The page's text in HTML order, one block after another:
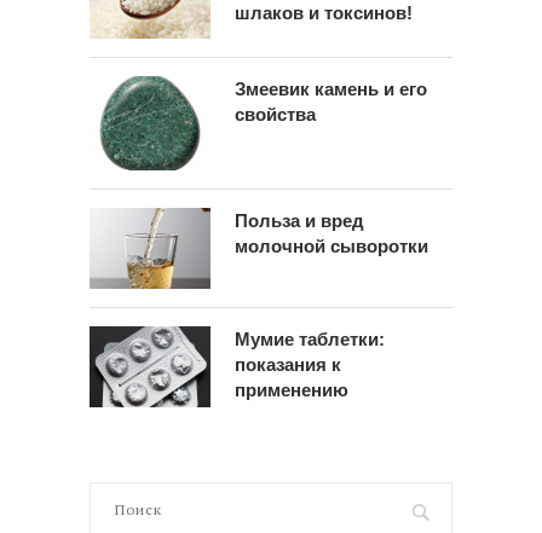
шлаков и токсинов!
Змеевик камень и его
свойства
Польза и вред
молочной сыворотки
Мумие таблетки:
показания к
применению